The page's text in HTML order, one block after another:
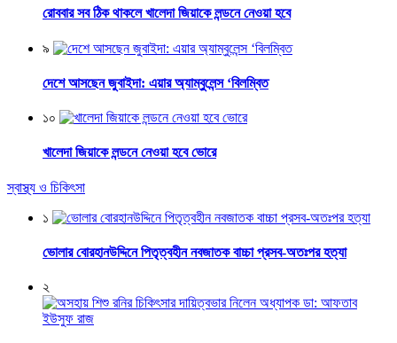
রোববার সব ঠিক থাকলে খালেদা জিয়াকে লন্ডনে নেওয়া হবে
৯
দেশে আসছেন জুবাইদা: এয়ার অ্যাম্বুলেন্স ‘বিলম্বিত
১০
খালেদা জিয়াকে লন্ডনে নেওয়া হবে ভোরে
স্বাস্থ্য ও চিকিৎসা
১
ভোলার বোরহানউদ্দিনে পিতৃত্বহীন নবজাতক বাচ্চা প্রসব-অতঃপর হত্যা
২